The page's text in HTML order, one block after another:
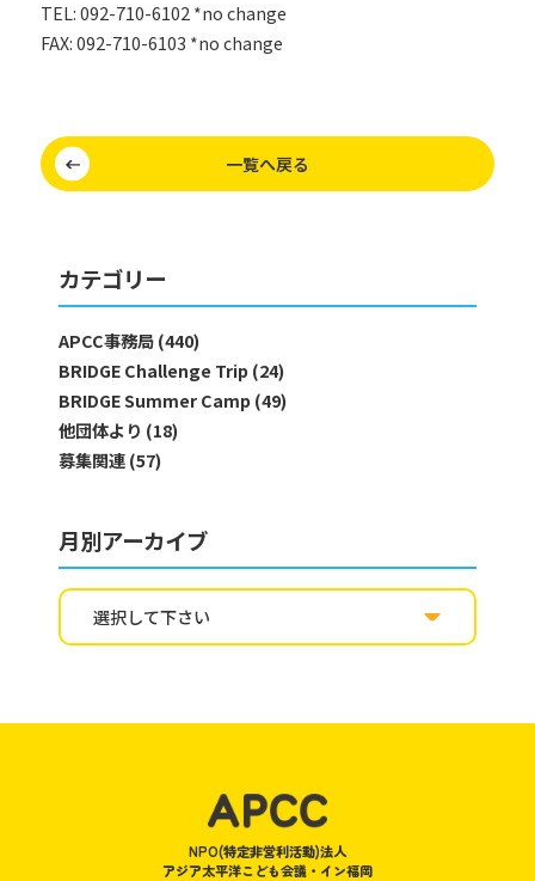
TEL: 092-710-6102 *no change
FAX: 092-710-6103 *no change
一覧へ戻る
カテゴリー
APCC事務局 (440)
BRIDGE Challenge Trip (24)
BRIDGE Summer Camp (49)
他団体より (18)
募集関連 (57)
月別アーカイブ
NPO(特定非営利活動)法人
アジア太平洋こども会議・イン福岡